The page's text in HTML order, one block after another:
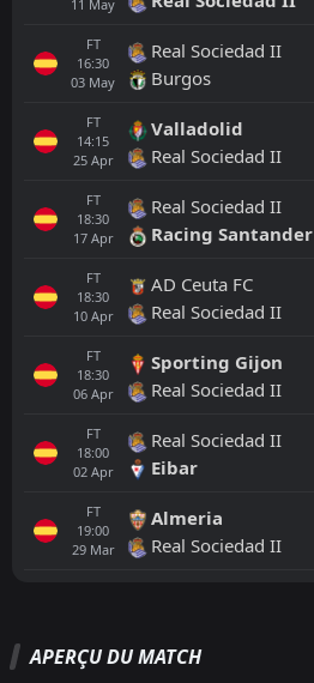
11 May
FT
16:30
03 May
Real Sociedad II
Burgos
FT
14:15
25 Apr
Valladolid
Real Sociedad II
FT
18:30
17 Apr
Real Sociedad II
Racing Santander
FT
18:30
10 Apr
AD Ceuta FC
Real Sociedad II
FT
18:30
06 Apr
Sporting Gijon
Real Sociedad II
FT
18:00
02 Apr
Real Sociedad II
Eibar
FT
19:00
29 Mar
Almeria
Real Sociedad II
APERÇU DU MATCH